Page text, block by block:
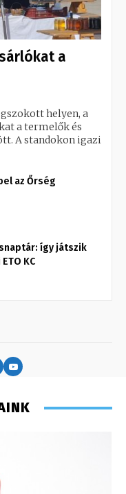
a
helyen, a
a termelők és
A standokon igazi
az Őrség
így játszik
KC